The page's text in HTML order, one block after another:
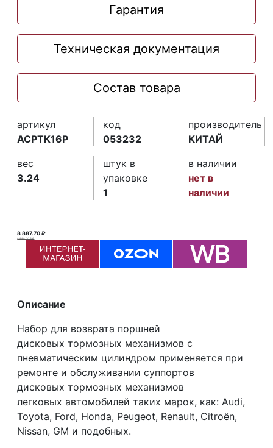
Гарантия
Техническая документация
Состав товара
артикул
ACPTK16P
код
053232
производитель
КИТАЙ
вес
3.24
штук в
упаковке
1
в наличии
нет в
наличии
8 887.70 ₽
8 888.00 ₽ ₽
Описание
Набор для возврата поршней
дисковых тормозных механизмов с
пневматическим цилиндром применяется при
ремонте и обслуживании суппортов
дисковых тормозных механизмов
легковых автомобилей таких марок, как: Audi,
Toyota, Ford, Honda, Peugeot, Renault, Citroёn,
Nissan, GМ и подобных.